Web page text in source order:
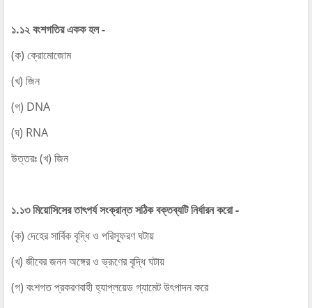
১.১২ বংশগতির একক হল -
(ক) ক্রোমোজোম
(খ) জিন
(গ) DNA
(ঘ) RNA
উত্তরঃ (খ) জিন
১.১৩ মিয়োসিসের তাৎপর্য সংক্রান্ত সঠিক বক্তব্যটি নির্ধারন করো -
(ক) দেহের সার্বিক বৃদ্ধি ও পরিস্ফূরণ ঘটায়
(খ) জীবের জনন অঙ্গের ও ভ্রূণের বৃদ্ধি ঘটায়
(গ) বংশগত প্রকরণবাহী হ্যাপ্লয়েড গ্যামেট উৎপাদন করে